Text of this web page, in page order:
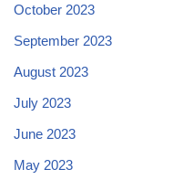
October 2023
September 2023
August 2023
July 2023
June 2023
May 2023